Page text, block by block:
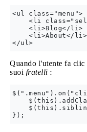
<ul class="menu">
<li
    <li>Blog</li>
    <li>About</li>
Quando l'utente fa clic
suoi fratelli :